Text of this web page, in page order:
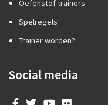
Oefenstof trainers
Spelregels
Trainer worden?
Social media